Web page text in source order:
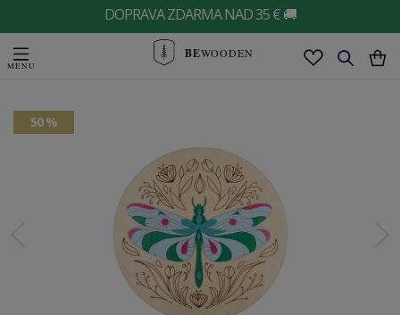
DOPRAVA ZDARMA NAD 35 € 🚚
BEWOODEN
50 %